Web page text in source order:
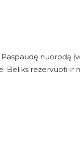
nuorodą
Beliks rezervuoti ir